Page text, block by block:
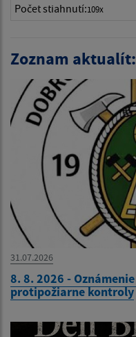
Počet stiahnutí:109x
Zoznam aktualít:
31.07.2026
8. 8. 2026 -
protipožiarne kontroly